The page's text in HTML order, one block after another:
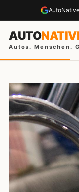
AUTO
Autos. Menschen.